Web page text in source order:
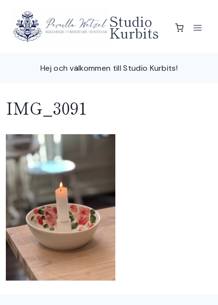
content
Studio
Kurbits
Hej och välkommen till Studio Kurbits!
IMG_3091